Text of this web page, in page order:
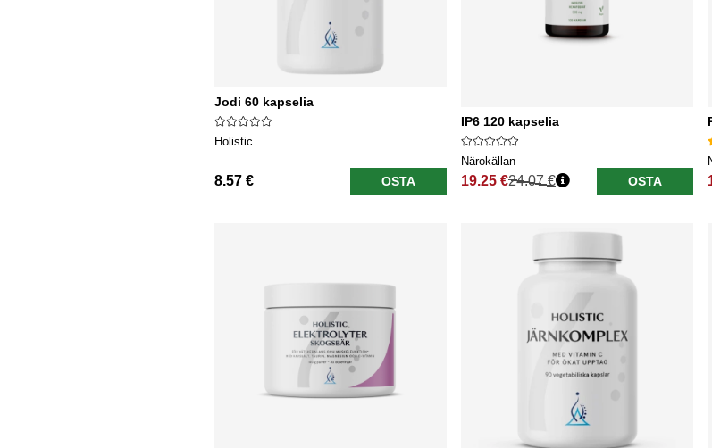
Jodi 60 kapselia
Holistic
8.57 € OSTA
IP6 120 kapselia
Närokällan
19.25 €
Normaali hinta
24.07 € OSTA